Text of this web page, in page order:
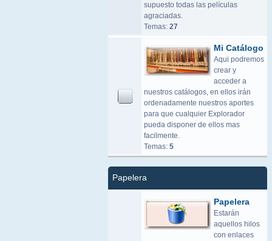
supuesto todas las películas
agraciadas.
Temas: 27
Mi Catálogo
Aqui podremos
crear y
acceder a
nuestros catálogos, en ellos irán
ordenadamente nuestros aportes
para que cualquier Explorador
pueda disponer de ellos mas
facilmente.
Temas: 5
Papelera
Papelera
Estarán
aquellos hilos
con enlaces